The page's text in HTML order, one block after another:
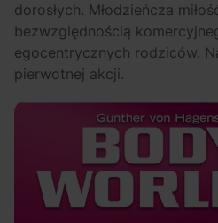
dorosłych. Młodzieńcza
bezwzględnością
egocentrycznych rodziców.
pierwotnej akcji.